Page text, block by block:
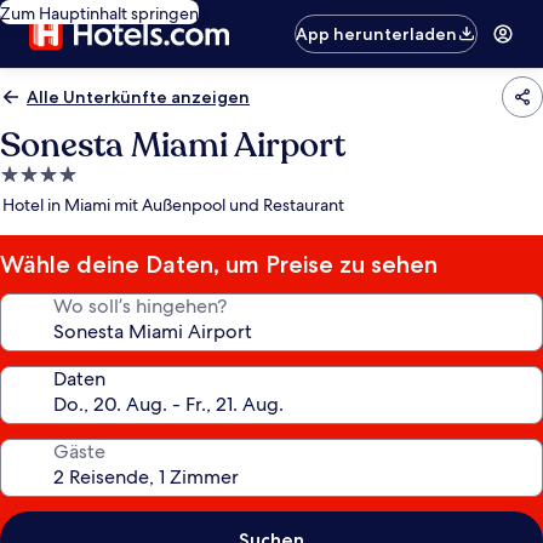
Zum Hauptinhalt springen
App herunterladen
Alle Unterkünfte anzeigen
Sonesta Miami Airport
4.0-
Sterne-
Hotel in Miami mit Außenpool und Restaurant
Wähle deine Daten, um Preise zu sehen
Wo soll’s hingehen?
Daten
Gäste